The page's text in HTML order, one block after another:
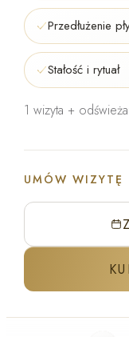
Przedłużenie
Stałość i rytuał
1 wizyta +
UMÓW WIZYTĘ